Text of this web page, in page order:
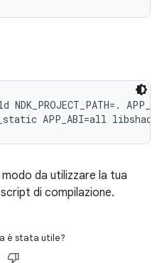
da utilizzare la tua
di compilazione.
è stata utile?